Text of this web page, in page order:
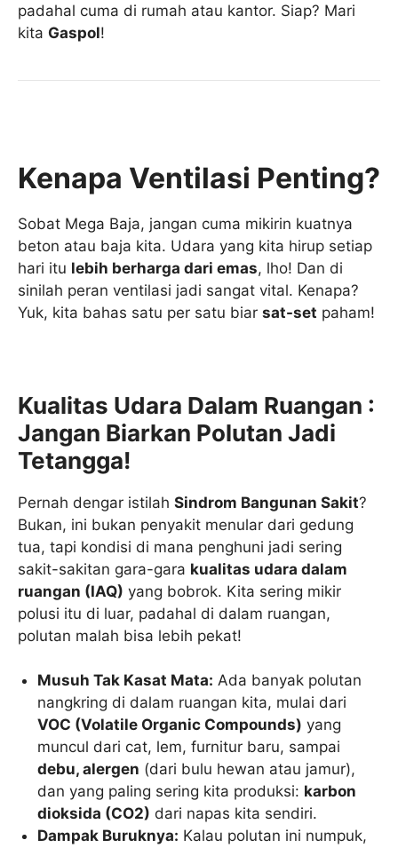
padahal cuma di rumah atau kantor. Siap? Mari
kita Gaspol!
Kenapa Ventilasi Penting?
Sobat Mega Baja, jangan cuma mikirin kuatnya
beton atau baja kita. Udara yang kita hirup setiap
hari itu lebih berharga dari emas, lho! Dan di
sinilah peran ventilasi jadi sangat vital. Kenapa?
Yuk, kita bahas satu per satu biar sat-set paham!
Kualitas Udara Dalam Ruangan :
Jangan Biarkan Polutan Jadi
Tetangga!
Pernah dengar istilah Sindrom Bangunan Sakit?
Bukan, ini bukan penyakit menular dari gedung
tua, tapi kondisi di mana penghuni jadi sering
sakit-sakitan gara-gara kualitas udara dalam
ruangan (IAQ) yang bobrok. Kita sering mikir
polusi itu di luar, padahal di dalam ruangan,
polutan malah bisa lebih pekat!
Musuh Tak Kasat Mata: Ada banyak polutan
nangkring di dalam ruangan kita, mulai dari
VOC (Volatile Organic Compounds) yang
muncul dari cat, lem, furnitur baru, sampai
debu, alergen (dari bulu hewan atau jamur),
dan yang paling sering kita produksi: karbon
dioksida (CO2) dari napas kita sendiri.
Dampak Buruknya: Kalau polutan ini numpuk,